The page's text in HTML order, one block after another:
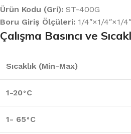
Ürün Kodu (Gri): ST-400G
Boru Giriş Ölçüleri: 1/4″×1/4″×1/
Çalışma Basıncı ve
Sıcaklık (Min-Max)
1-20 ∘ C
1- 65 ∘ C